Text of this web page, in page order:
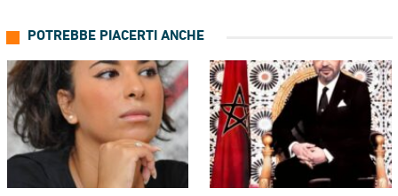
POTREBBE PIACERTI ANCHE